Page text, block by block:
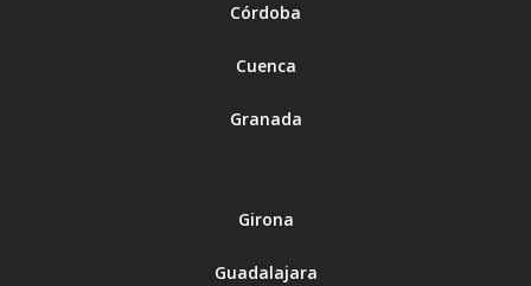
Córdoba
Cuenca
Granada
Girona
Guadalajara